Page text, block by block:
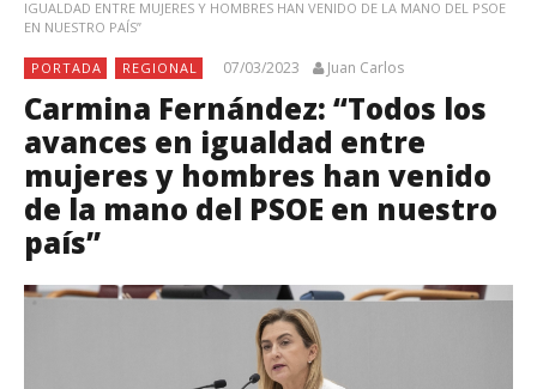
IGUALDAD ENTRE MUJERES Y HOMBRES HAN VENIDO DE LA MANO DEL PSOE
EN NUESTRO PAÍS”
PORTADA REGIONAL 07/03/2023 Juan Carlos
Carmina Fernández: “Todos los
avances en igualdad entre
mujeres y hombres han venido
de la mano del PSOE en nuestro
país”